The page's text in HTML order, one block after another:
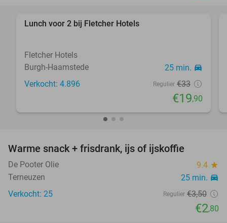
Lunch voor 2 bij Fletcher Hotels
Fletcher Hotels
Burgh-Haamstede
25 min. directions_car
Verkocht: 4.896 Regulier €33
€19,90
Warme snack + frisdrank, ijs of ijskoffie
De Pooter Olie 9.4 star
Terneuzen 25 min. directions_car
Verkocht: 25 Regulier €3,50
€2,80